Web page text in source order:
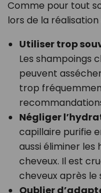
Comme pour tout
lors de la
Utiliser trop
Les shampoings
peuvent
trop
Négliger
capillaire purifie
aussi éliminer
cheveux. Il est
cheveux après le
Oublier